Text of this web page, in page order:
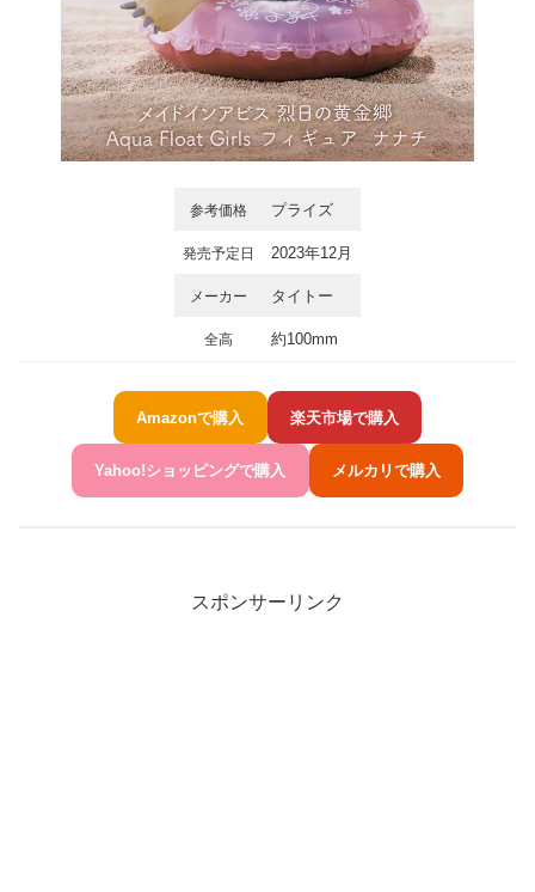
参考価格 プライズ
発売予定日 2023年12月
メーカー タイトー
全高 約100mm
Amazonで購入 楽天市場で購入
Yahoo!ショッピングで購入 メルカリで購入
スポンサーリンク